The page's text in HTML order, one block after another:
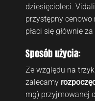
dziesięcioleci.
przystępny cenowo
płaci się głównie
Sposób użycia:
Ze względu na
zalecamy
mg) przyjmowanej